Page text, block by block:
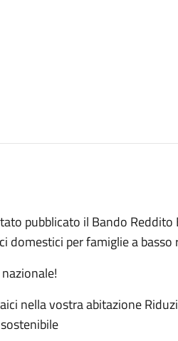
pubblicato il Bando Reddito
domestici per famiglie a basso
nella vostra abitazione